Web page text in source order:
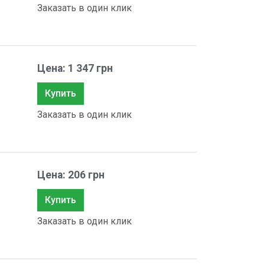
Заказать в один клик
Цена: 1 347 грн
Купить
Заказать в один клик
Цена: 206 грн
Купить
Заказать в один клик